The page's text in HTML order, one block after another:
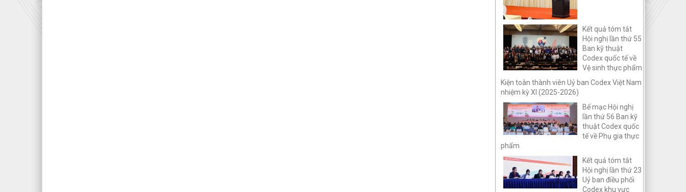
Kết quả tóm tắt
Hội nghị lần thứ 55
Ban kỹ thuật
Codex quốc tế về
Vệ sinh thực phẩm
Kiện toàn thành viên Uỷ ban Codex Việt Nam
nhiệm kỳ XI (2025-2026)
Bế mạc Hội nghị
lần thứ 56 Ban kỹ
thuật Codex quốc
tế về Phụ gia thực
phẩm
Kết quả tóm tắt
Hội nghị lần thứ 23
Uỷ ban điều phối
Codex khu vực